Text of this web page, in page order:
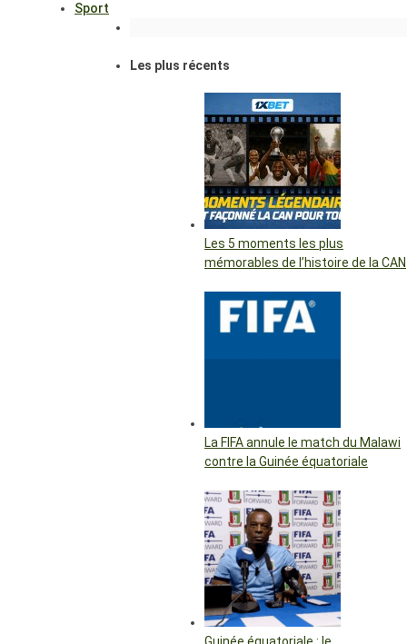
Sport
Les plus récents
Les 5 moments les plus
mémorables de l’histoire de la CAN
La FIFA annule le match du Malawi
contre la Guinée équatoriale
Guinée équatoriale : le